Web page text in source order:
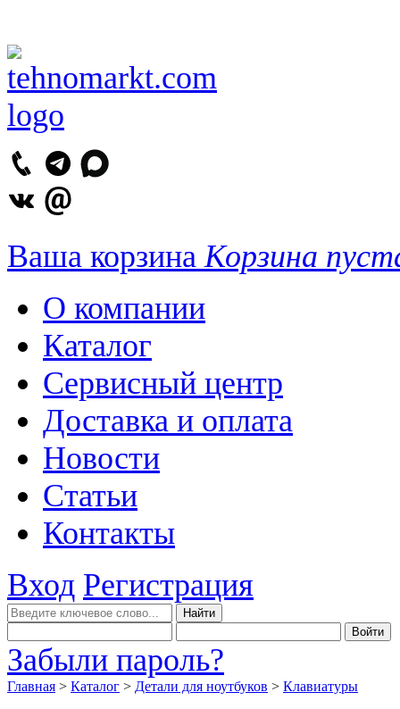
Ваша корзина Корзина
О компании
Каталог
Сервисный центр
Доставка и оплата
Новости
Статьи
Контакты
Вход Регистрация
Забыли пароль?
Главная > Каталог > Детали для ноутбуков > Клавиатуры